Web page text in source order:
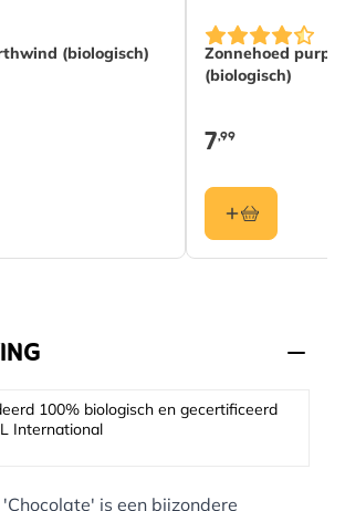
(biologisch)
Zonnehoed
(biologisch)
7,99
100% biologisch en gecertificeerd
International
is een bijzondere